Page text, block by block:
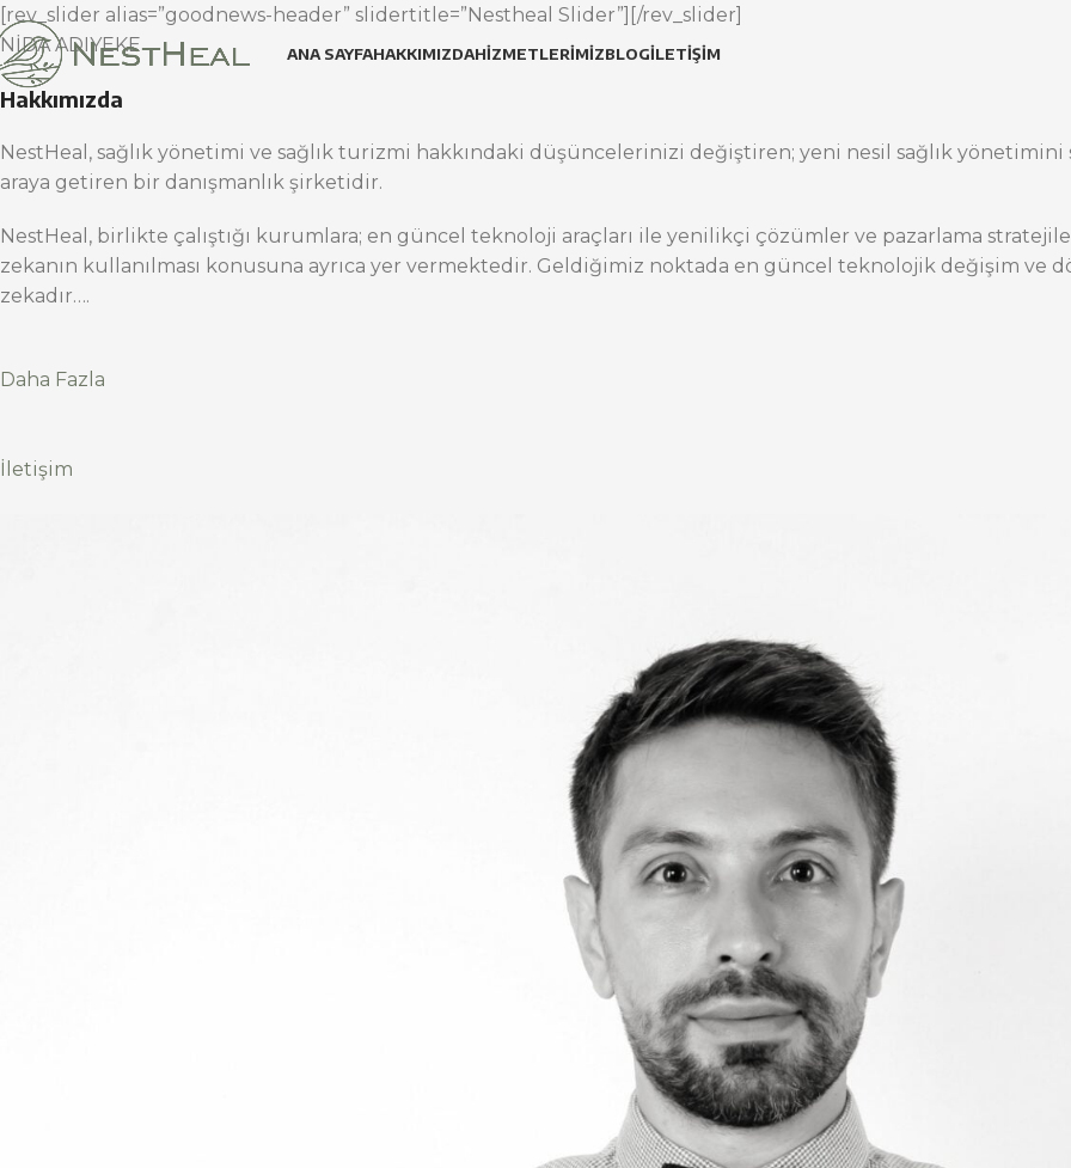
ANA SAYFAHAKKIMIZDAHIZMETLERIMIZBLOGİLETIŞIM
[rev_slider alias=”goodnews-header” slidertitle=”Nestheal Slider”][/rev_slider]
NİDA ADIYEKE
Hakkımızda
NestHeal, sağlık yönetimi ve sağlık turizmi hakkındaki düşüncelerinizi değiştiren; yeni nesil sağlık
araya getiren bir danışmanlık şirketidir.
NestHeal, birlikte çalıştığı kurumlara; en güncel teknoloji araçları ile yenilikçi çözümler ve pazarlama
zekanın kullanılması konusuna ayrıca yer vermektedir. Geldiğimiz noktada en güncel teknolojik değişim ve
zekadır….
Daha Fazla
İletişim